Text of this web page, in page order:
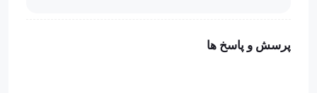
پرسش و پاسخ ها